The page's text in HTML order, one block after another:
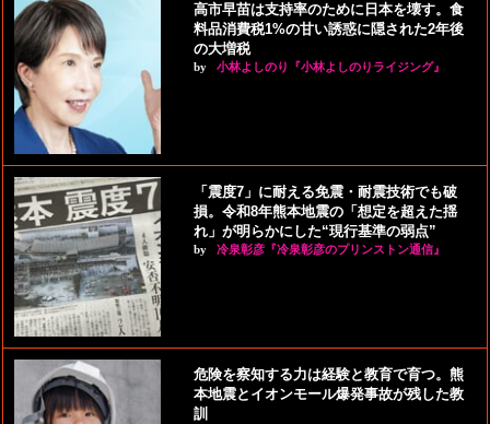
高市早苗は支持率のために日本を壊す。食
料品消費税1%の甘い誘惑に隠された2年後
の大増税
by 小林よしのり『小林よしのりライジング』
「震度7」に耐える免震・耐震技術でも破
損。令和8年熊本地震の「想定を超えた揺
れ」が明らかにした“現行基準の弱点”
by 冷泉彰彦『冷泉彰彦のプリンストン通信』
危険を察知する力は経験と教育で育つ。熊
本地震とイオンモール爆発事故が残した教
訓